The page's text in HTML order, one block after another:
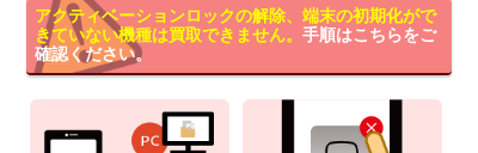
アクティベーションロックの解除、端末の初期化がで
きていない機種は買取できません。 手順はこちらをご
確認ください。